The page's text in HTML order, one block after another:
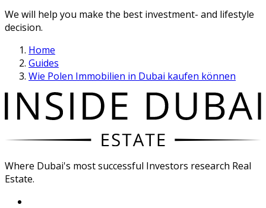
We will help you make the best investment- and lifestyle
decision.
Home
Guides
Wie Polen Immobilien in Dubai kaufen können
Where Dubai's most successful Investors research Real
Estate.